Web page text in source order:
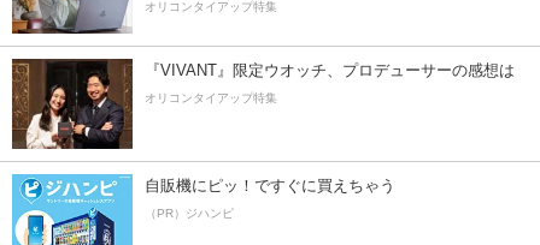
オリコンタイアップ特集
『VIVANT』限定ウオッチ、プロデューサーの感想は
オリコンタイアップ特集
自販機にピッ！ですぐに買えちゃう
（PR）ジハンピ